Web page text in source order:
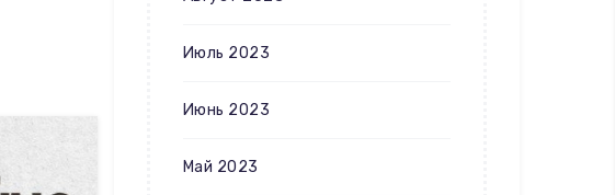
Июль 2023
Июнь 2023
Май 2023